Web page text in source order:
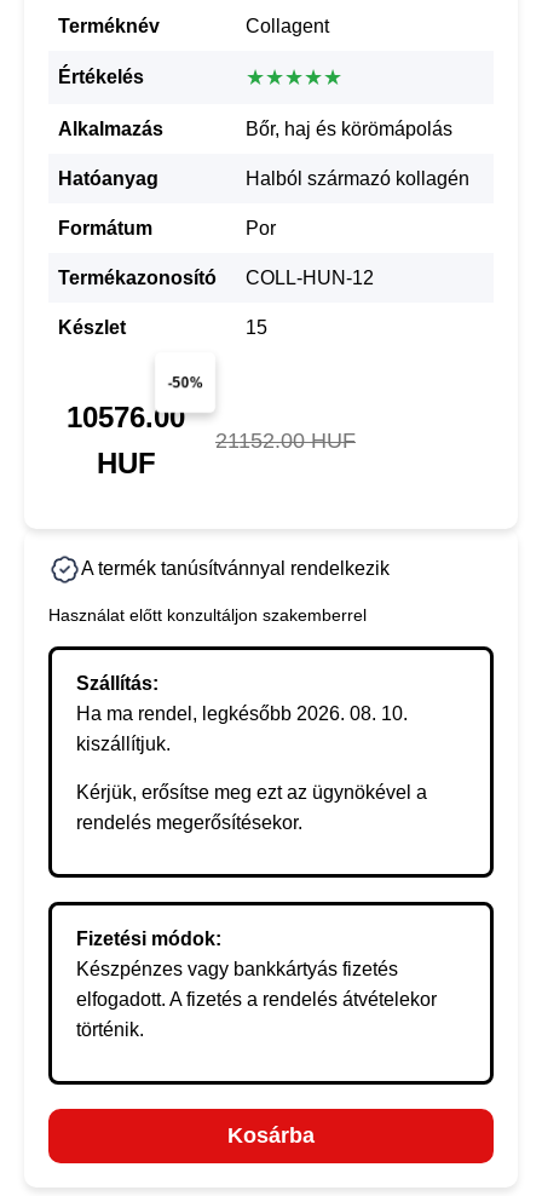
Terméknév Collagent
Értékelés ★★★★★
Alkalmazás Bőr, haj és körömápolás
Hatóanyag Halból származó kollagén
Formátum Por
Termékazonosító COLL-HUN-12
Készlet 15
-50%
10576.00
HUF
21152.00 HUF
A termék tanúsítvánnyal rendelkezik
Használat előtt konzultáljon szakemberrel
Szállítás:
Ha ma rendel, legkésőbb 2026. 08. 10.
kiszállítjuk.
Kérjük, erősítse meg ezt az ügynökével a
rendelés megerősítésekor.
Fizetési módok:
Készpénzes vagy bankkártyás fizetés
elfogadott. A fizetés a rendelés átvételekor
történik.
Kosárba